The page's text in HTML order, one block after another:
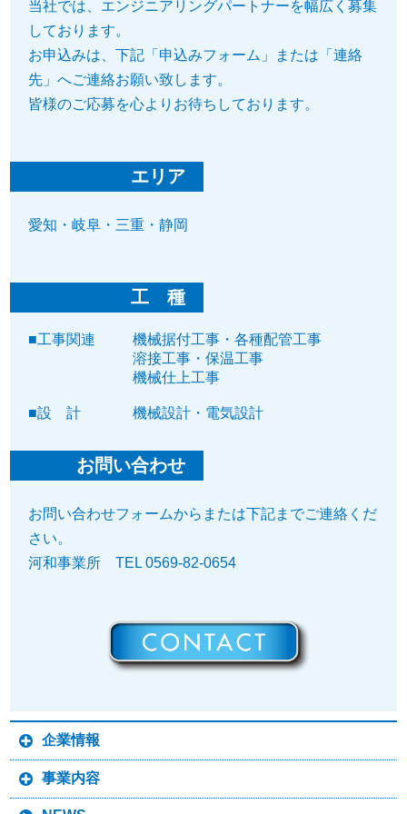
当社では、エンジニアリングパートナーを幅広く募集
しております。
お申込みは、下記「申込みフォーム」または「連絡
先」へご連絡お願い致します。
皆様のご応募を心よりお待ちしております。
エリア
愛知・岐阜・三重・静岡
工 種
■工事関連
機械据付工事・各種配管工事
溶接工事・保温工事
機械仕上工事
■設 計 機械設計・電気設計
お問い合わせ
お問い合わせフォームからまたは下記までご連絡くだ
さい。
河和事業所 TEL 0569-82-0654
企業情報
事業内容